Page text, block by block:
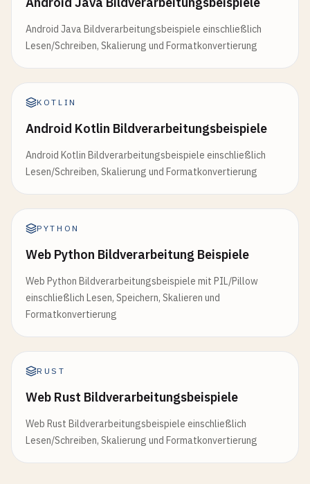
Android Java Bildverarbeitungsbeispiele einschließlich
Lesen/Schreiben, Skalierung und Formatkonvertierung
KOTLIN
Android Kotlin Bildverarbeitungsbeispiele
Android Kotlin Bildverarbeitungsbeispiele einschließlich
Lesen/Schreiben, Skalierung und Formatkonvertierung
PYTHON
Web Python Bildverarbeitung Beispiele
Web Python Bildverarbeitungsbeispiele mit PIL/Pillow
einschließlich Lesen, Speichern, Skalieren und
Formatkonvertierung
RUST
Web Rust Bildverarbeitungsbeispiele
Web Rust Bildverarbeitungsbeispiele einschließlich
Lesen/Schreiben, Skalierung und Formatkonvertierung